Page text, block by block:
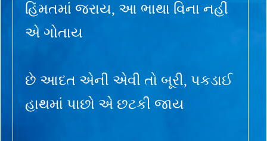
હિંમતમાં જરાય, આ ભાથા વિના નહીં
એ ગોતાય
છે આદત એની એવી તો બૂરી, પકડાઈ
હાથમાં પાછો એ છટકી જાય